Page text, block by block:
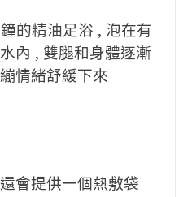
的精油足浴 , 泡在有
內 , 雙腿和身體逐漸
情緒舒緩下來
會提供一個熱敷袋